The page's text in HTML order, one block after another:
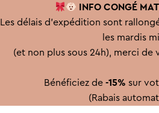
INFO CONGÉ
Les délais d'expédition sont
les mardis
(et non plus sous 24h), merci
Bénéficiez de -15% sur
(Rabais